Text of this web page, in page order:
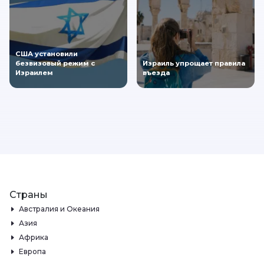
США установили
безвизовый режим с
Израилем
Израиль упрощает правила
въезда
Страны
Австралия и Океания
Азия
Африка
Европа